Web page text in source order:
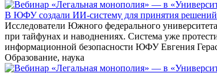
В ЮФУ создали ИИ-систему для принятия
Исследователи Южного федерального
при тайфунах и наводнениях. Система уже
информационной безопасности ЮФУ Евгения
Образование, наука